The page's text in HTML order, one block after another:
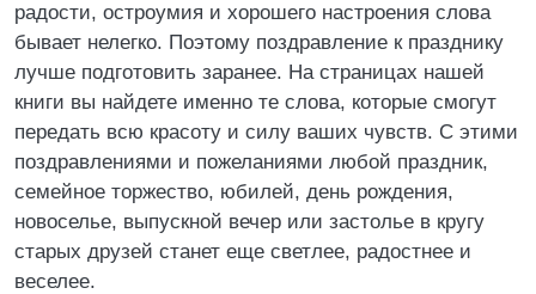
радости, остроумия и хорошего настроения слова
бывает нелегко. Поэтому поздравление к празднику
лучше подготовить заранее. На страницах нашей
книги вы найдете именно те слова, которые смогут
передать всю красоту и силу ваших чувств. С этими
поздравлениями и пожеланиями любой праздник,
семейное торжество, юбилей, день рождения,
новоселье, выпускной вечер или застолье в кругу
старых друзей станет еще светлее, радостнее и
веселее.